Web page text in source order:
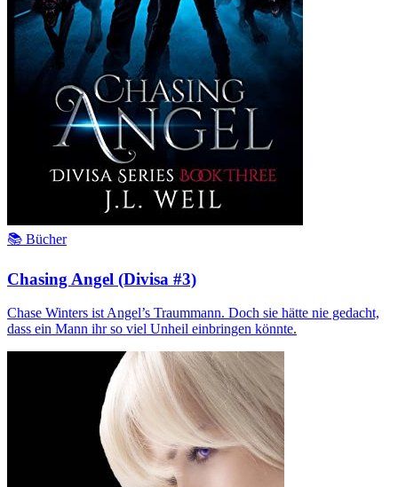
📚 Bücher
Chasing Angel (Divisa #3)
Chase Winters ist Angel’s Traummann. Doch sie hätte nie gedacht,
dass ein Mann ihr so viel Unheil einbringen könnte.